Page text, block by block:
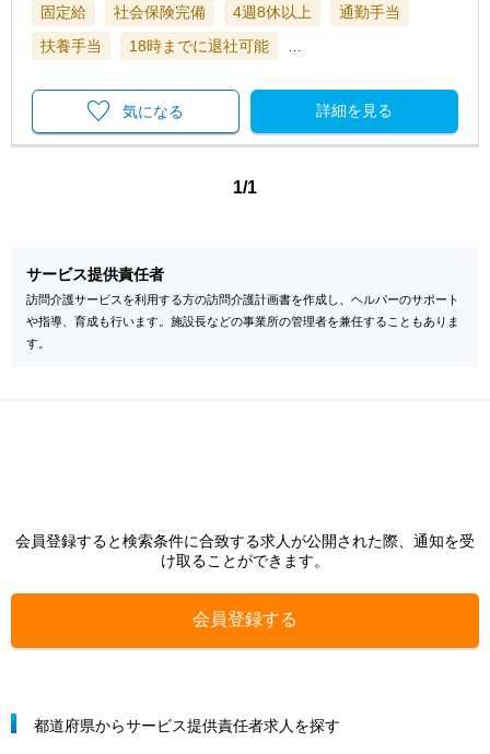
固定給 社会保険完備 4週8休以上
通勤手当
扶養手当
18時までに退社可能
詳細を見る
気になる
1/1
サービス提供責任者
訪問介護サービスを利用する方の訪問介護計画書を作成し、ヘルパーのサポート
や指導、育成も行います。施設長などの事業所の管理者を兼任することもありま
す。
会員登録すると検索条件に合致する求人が公開された際、通知を受
け取ることができます。
会員登録する
都道府県からサービス提供責任者求人を探す